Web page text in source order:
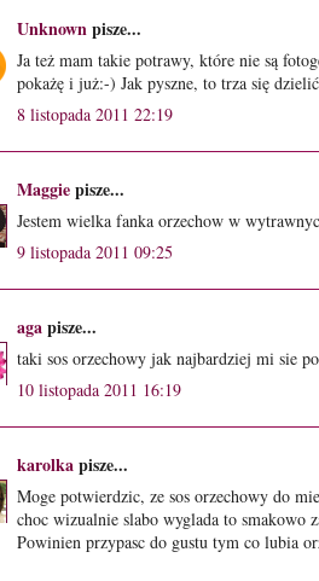
Unknownpisze...
Ja też mam takie potrawy, które nie są
pokażę i już:-) Jak pyszne, to trza się
8 listopada 2011 22:19
Maggiepisze...
Jestem wielka fanka orzechow w
9 listopada 2011 09:25
agapisze...
taki sos orzechowy jak najbardziej mi sie
10 listopada 2011 16:19
karolkapisze...
Moge potwierdzic, ze sos orzechowy do
choc wizualnie slabo wyglada to smakowo
Powinien przypasc do gustu tym co lubia